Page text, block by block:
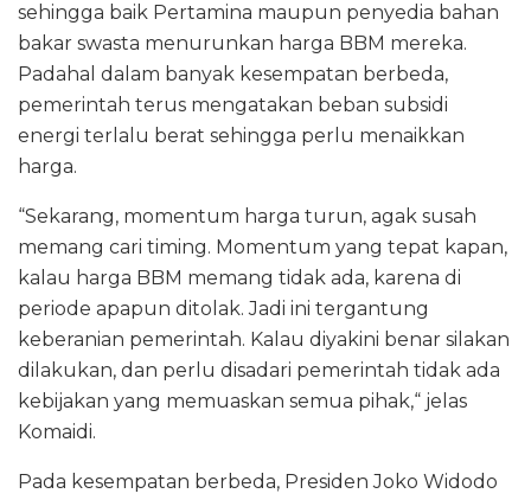
sehingga baik Pertamina maupun penyedia bahan
bakar swasta menurunkan harga BBM mereka.
Padahal dalam banyak kesempatan berbeda,
pemerintah terus mengatakan beban subsidi
energi terlalu berat sehingga perlu menaikkan
harga.
“Sekarang, momentum harga turun, agak susah
memang cari timing. Momentum yang tepat kapan,
kalau harga BBM memang tidak ada, karena di
periode apapun ditolak. Jadi ini tergantung
keberanian pemerintah. Kalau diyakini benar silakan
dilakukan, dan perlu disadari pemerintah tidak ada
kebijakan yang memuaskan semua pihak,“ jelas
Komaidi.
Pada kesempatan berbeda, Presiden Joko Widodo